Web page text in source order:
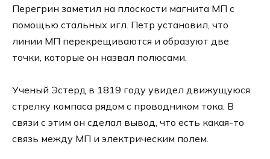
Перегрин заметил на плоскости магнита МП с
помощью стальных игл. Петр установил, что
линии МП перекрещиваются и образуют две
точки, которые он назвал полюсами.
Ученый Эстерд в 1819 году увидел движущуюся
стрелку компаса рядом с проводником тока. В
связи с этим он сделал вывод, что есть какая-то
связь между МП и электрическим полем.